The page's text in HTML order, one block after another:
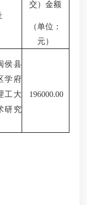
交）金额
（单位：
元）
侯县
学府
工大
研究
196000.00